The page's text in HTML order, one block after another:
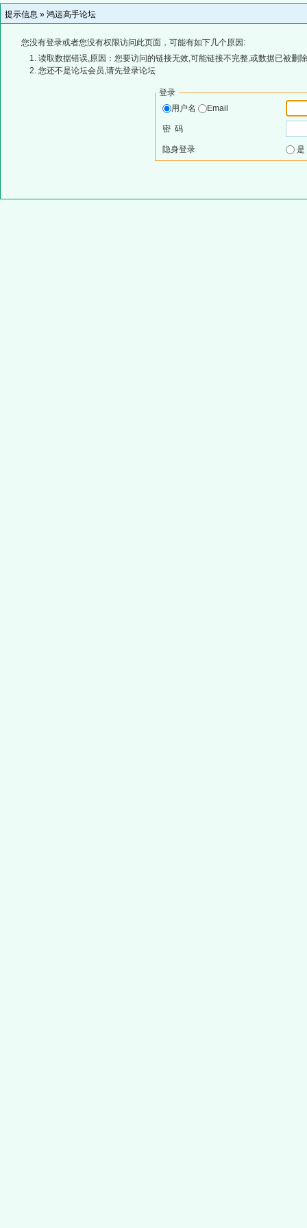
提示信息 » 鸿运高手论坛
您没有登录或者您没有权限访问此页面，可能有如下几个原因:
读取数据错误,原因：您要访问的链接无效,可能链接不完整,或数据已被删
您还不是论坛会员,请先登录论坛
登录
用户名
Email
密 码
隐身登录